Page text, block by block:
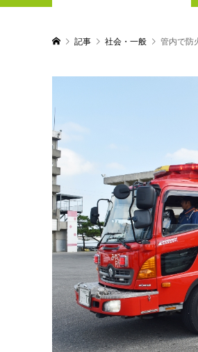
記事 社会・一般 管内で防